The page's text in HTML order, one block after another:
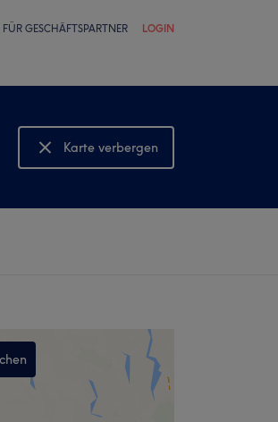
FÜR GESCHÄFTSPARTNER LOGIN
Karte verbergen
Karte anzeigen